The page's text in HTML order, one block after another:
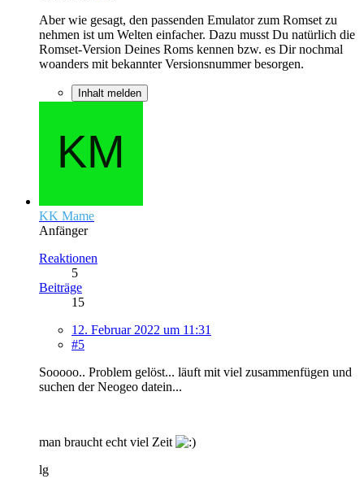
Aber wie gesagt, den passenden Emulator zum Romset zu
nehmen ist um Welten einfacher. Dazu musst Du natürlich die
Romset-Version Deines Roms kennen bzw. es Dir nochmal
woanders mit bekannter Versionsnummer besorgen.
Inhalt melden
KK Mame
Anfänger
Reaktionen
5
Beiträge
15
12. Februar 2022 um 11:31
#5
Sooooo.. Problem gelöst... läuft mit viel zusammenfügen und
suchen der Neogeo datein...
man braucht echt viel Zeit
lg